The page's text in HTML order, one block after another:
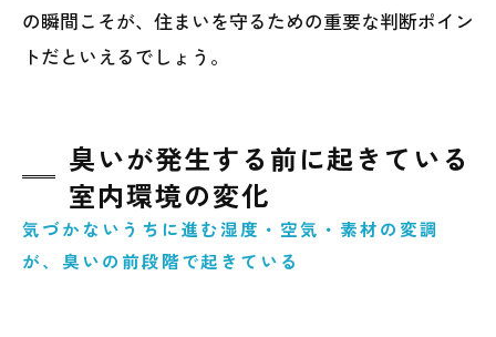
の瞬間こそが、住まいを守るための重要な判断ポイン
トだといえるでしょう。
臭いが発生する前に起きている
室内環境の変化
気づかないうちに進む湿度・空気・素材の変調
が、臭いの前段階で起きている